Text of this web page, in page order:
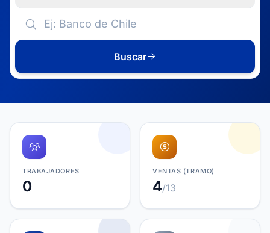
Buscar
TRABAJADORES
0
VENTAS (TRAMO)
4/13